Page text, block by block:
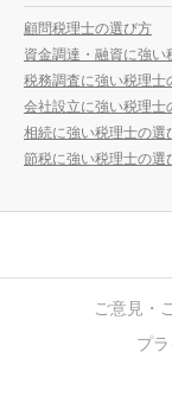
顧問税理士の選び方
資金調達・融資に強い
税務調査に強い税理士
会社設立に強い税理士
相続に強い税理士の選
節税に強い税理士の選
ご意見・
プ